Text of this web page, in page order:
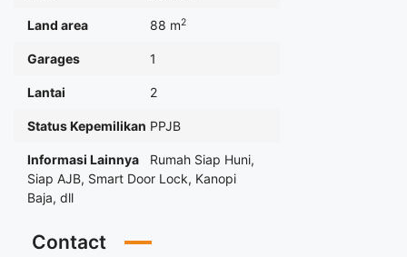
Land area 88 m2
Garages 1
Lantai 2
Status Kepemilikan PPJB
Informasi Lainnya
Rumah Siap Huni,
Siap AJB, Smart Door Lock, Kanopi
Baja, dll
Contact